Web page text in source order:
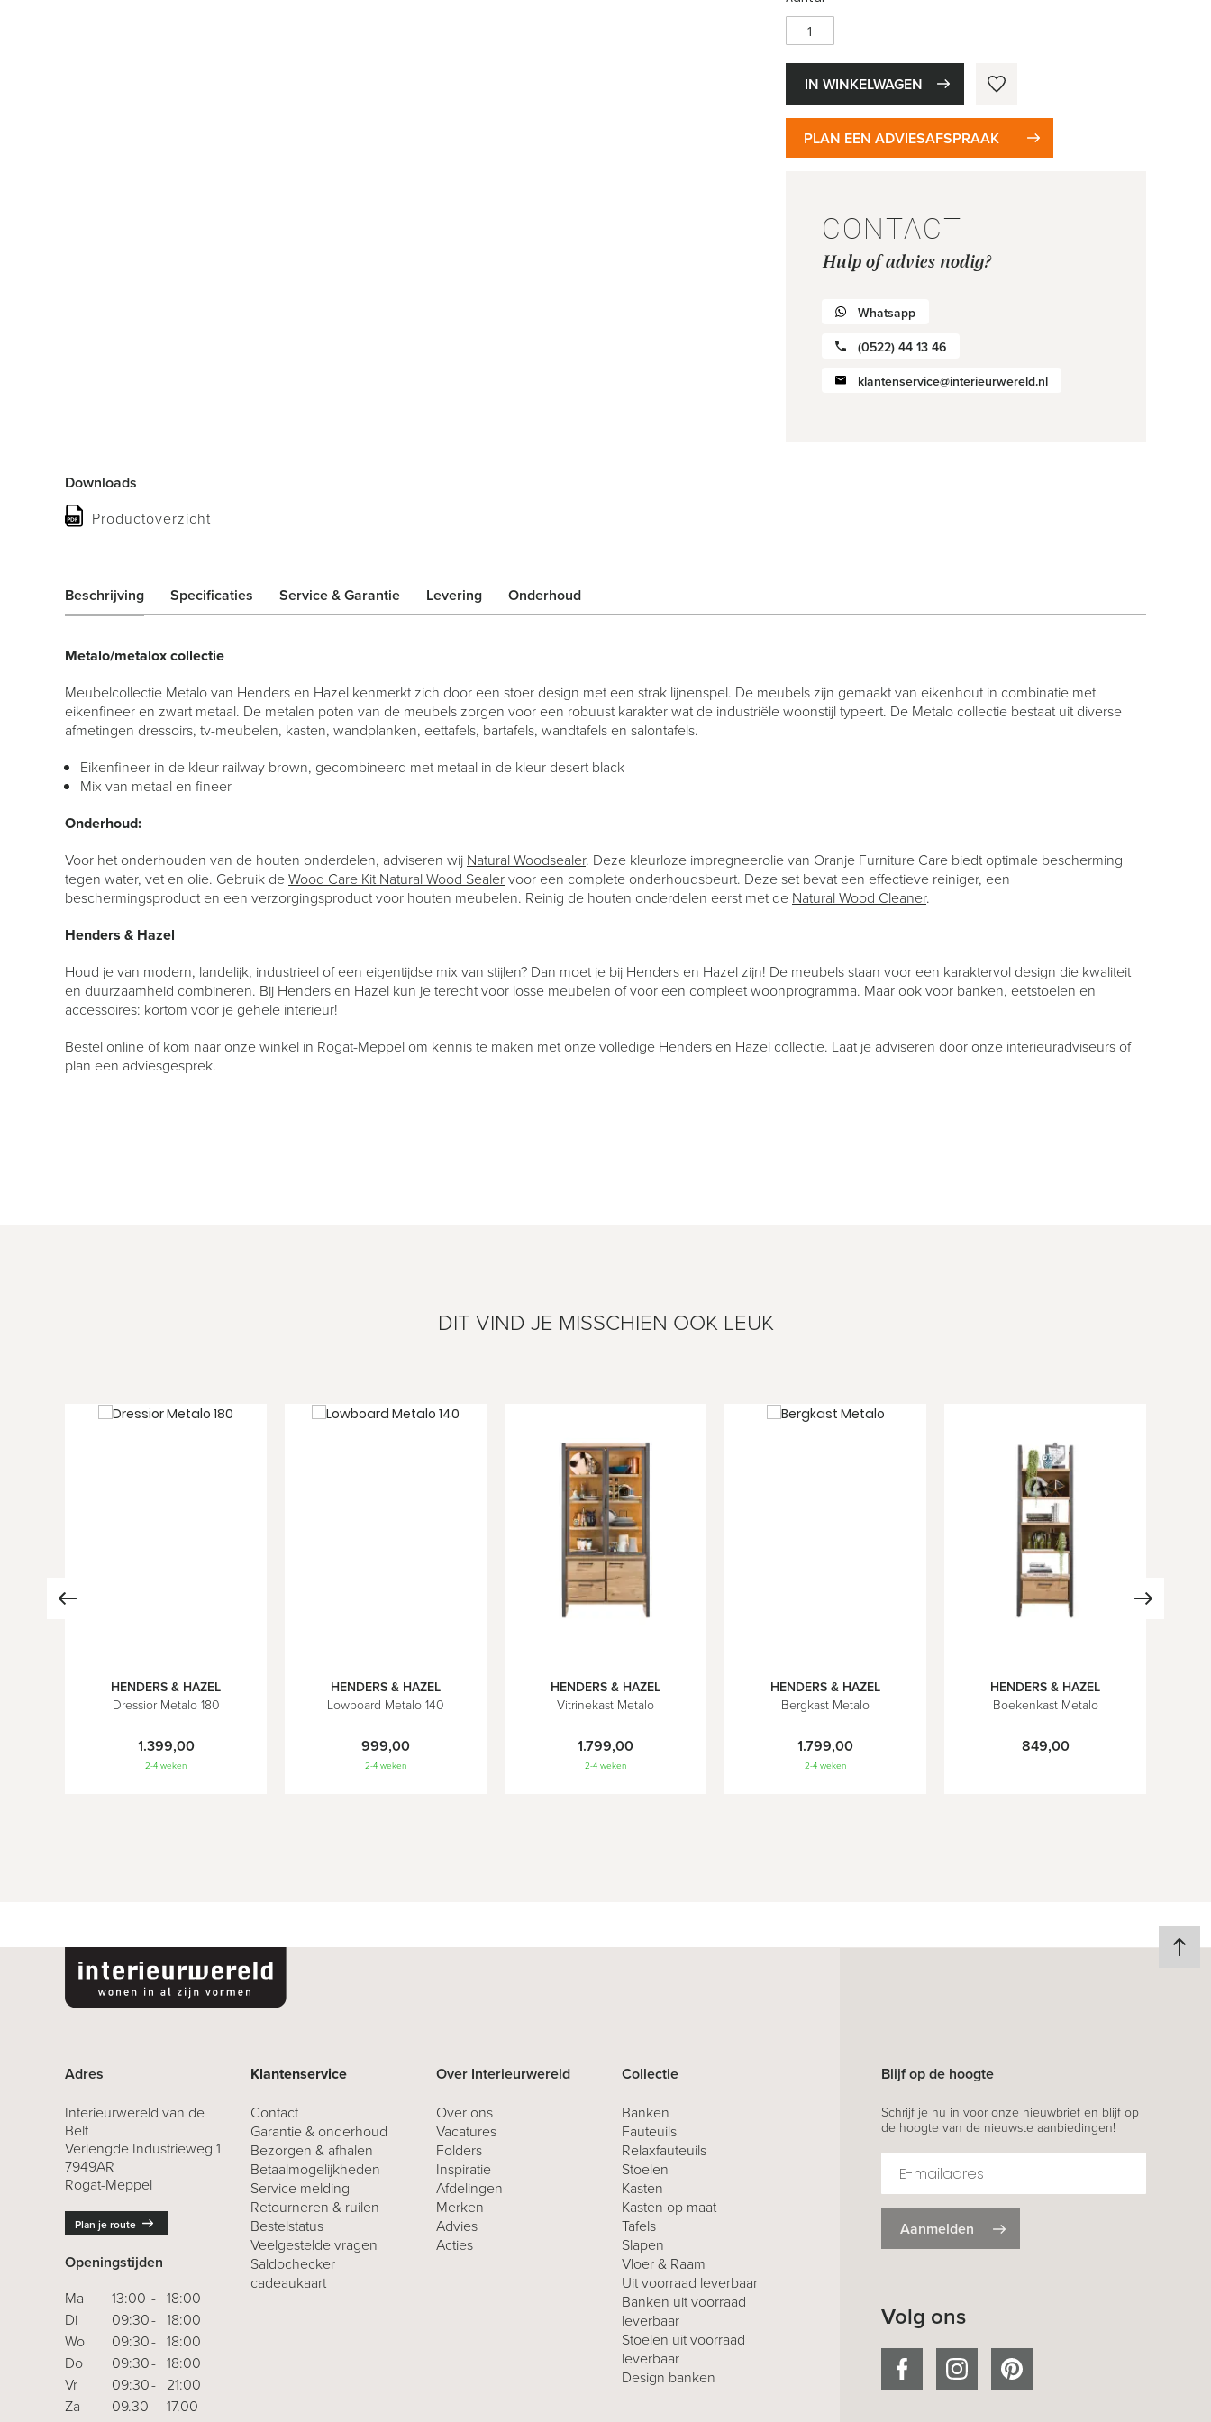
IN WINKELWAGEN
PLAN EEN ADVIESAFSPRAAK
CONTACT
Hulp of advies nodig?
Whatsapp
(0522) 44 13 46
klantenservice@interieurwereld.nl
Downloads
Productoverzicht
Beschrijving
Metalo/metalox collectie
Meubelcollectie Metalo van Henders en Hazel kenmerkt zich door een stoer design met een strak lijnenspel. De meubels zijn gemaakt van eikenhout in combinatie met
eikenfineer en zwart metaal. De metalen poten van de meubels zorgen voor een robuust karakter wat de industriële woonstijl typeert. De Metalo collectie bestaat uit diverse
afmetingen dressoirs, tv-meubelen, kasten, wandplanken, eettafels, bartafels, wandtafels en salontafels.
Eikenfineer in de kleur railway brown, gecombineerd met metaal in de kleur desert black
Mix van metaal en fineer
Onderhoud:
Voor het onderhouden van de houten onderdelen, adviseren wij Natural Woodsealer. Deze kleurloze impregneerolie van Oranje Furniture Care biedt optimale bescherming
tegen water, vet en olie. Gebruik deWood Care Kit Natural Wood Sealervoor een complete onderhoudsbeurt. Deze set bevat een effectieve reiniger, een
beschermingsproduct en een verzorgingsproduct voor houten meubelen. Reinig de houten onderdelen eerst met de Natural Wood Cleaner.
Henders & Hazel
Houd je van modern, landelijk, industrieel of een eigentijdse mix van stijlen? Dan moet je bij Henders en Hazel zijn! De meubels staan voor een karaktervol design die kwaliteit
en duurzaamheid combineren. Bij Henders en Hazel kun je terecht voor losse meubelen of voor een compleet woonprogramma. Maar ook voor banken, eetstoelen en
accessoires: kortom voor je gehele interieur!
Bestel online of kom naar onze winkel in Rogat-Meppel om kennis te maken met onze volledige Henders en Hazel collectie. Laat je adviseren door onze interieuradviseurs of
plan een adviesgesprek.
Specificaties Service & Garantie Levering Onderhoud
DIT VIND JE MISSCHIEN OOK LEUK
HENDERS & HAZEL
Dressior Metalo 180
1.399,00
2-4 weken
Winkelwagen
HENDERS & HAZEL
Lowboard Metalo 140
999,00
2-4 weken
Winkelwagen
HENDERS & HAZEL
Vitrinekast Metalo
1.799,00
2-4 weken
Winkelwagen
HENDERS & HAZEL
Bergkast Metalo
1.799,00
2-4 weken
Winkelwagen
HENDERS & HAZEL
Boekenkast Metalo
849,00
Adres
Interieurwereld van de
Belt
Verlengde Industrieweg 1
7949AR
Rogat-Meppel
Plan je route
Openingstijden
Ma
Di
Wo
Do
Vr
Za
13:00 - 18:00
09:30- 18:00
09:30- 18:00
09:30- 18:00
09:30-
21:00
09.30- 17.00
Klantenservice
Contact
Garantie & onderhoud
Bezorgen & afhalen
Betaalmogelijkheden
Service melding
Retourneren & ruilen
Bestelstatus
Veelgestelde vragen
Saldochecker
cadeaukaart
Over Interieurwereld
Over ons
Vacatures
Folders
Inspiratie
Afdelingen
Merken
Advies
Acties
Collectie
Banken
Fauteuils
Relaxfauteuils
Stoelen
Kasten
Kasten op maat
Tafels
Slapen
Vloer & Raam
Uit voorraad leverbaar
Banken uit voorraad
leverbaar
Stoelen uit voorraad
leverbaar
Design banken
Blijf op de hoogte
Schrijf je nu in voor onze nieuwbrief en blijf op
de hoogte van de nieuwste aanbiedingen!
Aanmelden
Volg ons